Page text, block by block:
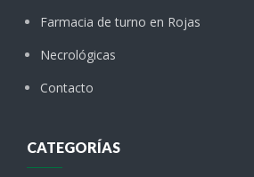
Farmacia de turno en Rojas
Necrológicas
Contacto
CATEGORÍAS